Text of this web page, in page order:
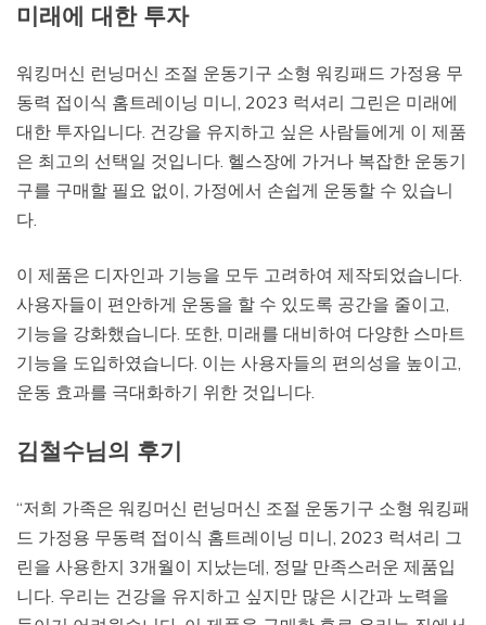
미래에 대한 투자
워킹머신 런닝머신 조절 운동기구 소형 워킹패드 가정용 무
동력 접이식 홈트레이닝 미니, 2023 럭셔리 그린은 미래에
대한 투자입니다. 건강을 유지하고 싶은 사람들에게 이 제품
은 최고의 선택일 것입니다. 헬스장에 가거나 복잡한 운동기
구를 구매할 필요 없이, 가정에서 손쉽게 운동할 수 있습니
다.
이 제품은 디자인과 기능을 모두 고려하여 제작되었습니다.
사용자들이 편안하게 운동을 할 수 있도록 공간을 줄이고,
기능을 강화했습니다. 또한, 미래를 대비하여 다양한 스마트
기능을 도입하였습니다. 이는 사용자들의 편의성을 높이고,
운동 효과를 극대화하기 위한 것입니다.
김철수님의 후기
“저희 가족은 워킹머신 런닝머신 조절 운동기구 소형 워킹패
드 가정용 무동력 접이식 홈트레이닝 미니, 2023 럭셔리 그
린을 사용한지 3개월이 지났는데, 정말 만족스러운 제품입
니다. 우리는 건강을 유지하고 싶지만 많은 시간과 노력을